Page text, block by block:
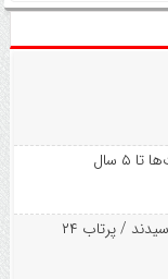
اینترنت در تسخیر ربات‌ها / ترافیک بات‌ها تا ۵ سال
ماهواره‌های جدید استارلینک به مدار رسیدند / پرتاب ۲۴